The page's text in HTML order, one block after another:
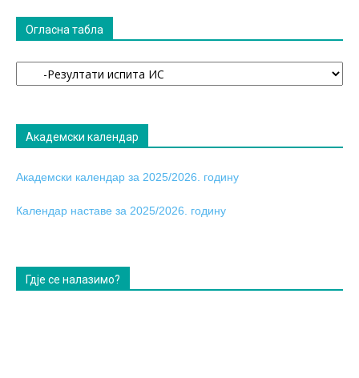
Огласна табла
Огласна
табла
Академски календар
Академски календар за 2025/2026. годину
Календар наставе за 2025/2026. годину
Гдје се налазимо?